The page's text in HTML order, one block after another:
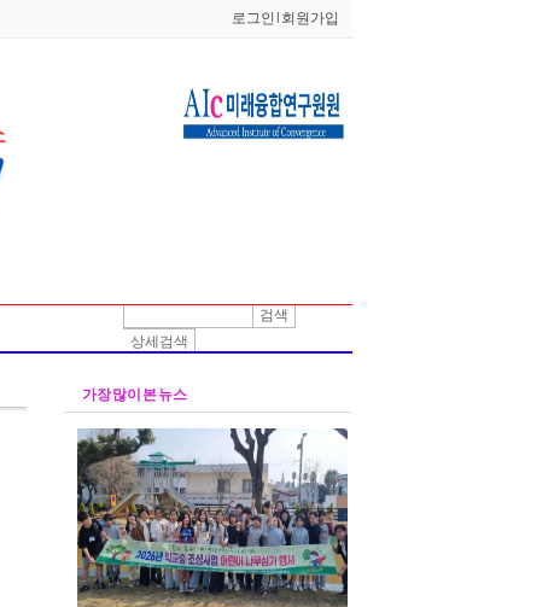
로그인 회원가입
검색
상세검색
가장 많이 본 뉴스